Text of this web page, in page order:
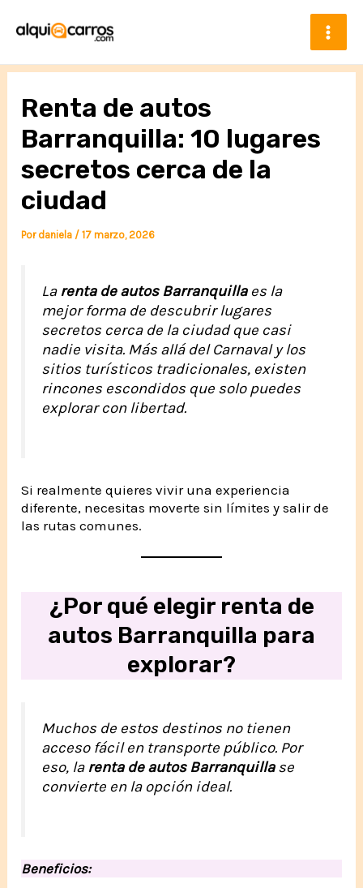
contenido
Renta de autos
Barranquilla: 10 lugares
secretos cerca de la
ciudad
Por daniela /17 marzo, 2026
Larenta de autos Barranquillaes la
mejor forma de descubrir lugares
secretos cerca de la ciudad que casi
nadie visita. Más allá del Carnaval y los
sitios turísticos tradicionales, existen
rincones escondidos que solo puedes
explorar con libertad.
Si realmente quieres vivir una experiencia
diferente, necesitas moverte sin límites y salir de
las rutas comunes.
¿Por qué elegir renta de
autos Barranquilla para
explorar?
Muchos de estos destinos no tienen
acceso fácil en transporte público. Por
eso, larenta de autos Barranquillase
convierte en la opción ideal.
Beneficios: